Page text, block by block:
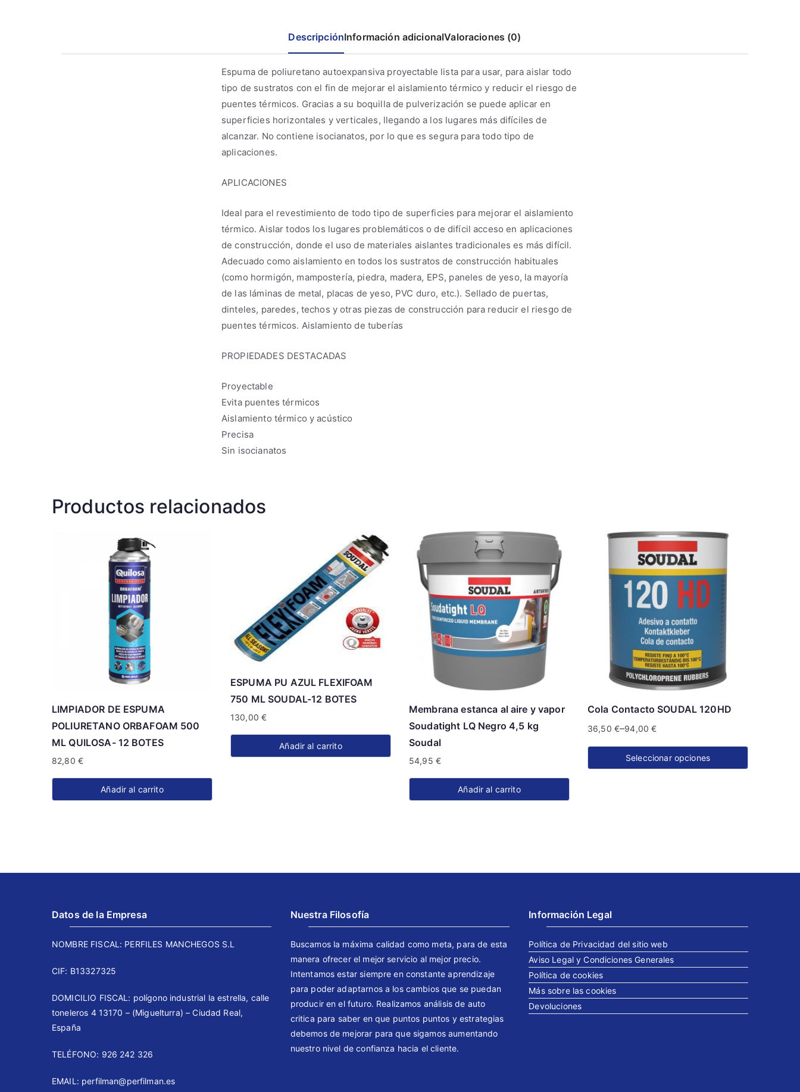
DescripciónInformación adicionalValoraciones (0)
Espuma de poliuretano autoexpansiva proyectable lista para usar, para aislar todo
tipo de sustratos con el fin de mejorar el aislamiento térmico y reducir el riesgo de
puentes térmicos. Gracias a su boquilla de pulverización se puede aplicar en
superficies horizontales y verticales, llegando a los lugares más difíciles de
alcanzar. No contiene isocianatos, por lo que es segura para todo tipo de
aplicaciones.
APLICACIONES
Ideal para el revestimiento de todo tipo de superficies para mejorar el aislamiento
térmico. Aislar todos los lugares problemáticos o de difícil acceso en aplicaciones
de construcción, donde el uso de materiales aislantes tradicionales es más difícil.
Adecuado como aislamiento en todos los sustratos de construcción habituales
(como hormigón, mampostería, piedra, madera, EPS, paneles de yeso, la mayoría
de las láminas de metal, placas de yeso, PVC duro, etc.). Sellado de puertas,
dinteles, paredes, techos y otras piezas de construcción para reducir el riesgo de
puentes térmicos. Aislamiento de tuberías
PROPIEDADES DESTACADAS
Proyectable
Evita puentes térmicos
Aislamiento térmico y acústico
Precisa
Sin isocianatos
Productos relacionados
LIMPIADOR DE ESPUMA
POLIURETANO ORBAFOAM 500
ML QUILOSA- 12 BOTES
82,80 €
Añadir al carrito
ESPUMA PU AZUL FLEXIFOAM
750 ML SOUDAL-12 BOTES
130,00€
Añadir al carrito
Membrana estanca al aire y vapor
Soudatight LQ Negro 4,5 kg
Soudal
54,95 €
Añadir al carrito
Cola Contacto SOUDAL 120HD
36,50 €–94,00€
Seleccionar opciones
Datos de la Empresa
NOMBRE FISCAL: PERFILES MANCHEGOS S.L
CIF: B13327325
DOMICILIO FISCAL: polígono industrial la estrella, calle
toneleros 4 13170 – (Miguelturra) – Ciudad Real,
España
TELÉFONO: 926 242 326 ⠀⠀
EMAIL: perfilman@perfilman.es
Nuestra Filosofía
Buscamos la máxima calidad como meta, para de esta
manera ofrecer el mejor servicio al mejor precio.
Intentamos estar siempre en constante aprendizaje
para poder adaptarnos a los cambios que se puedan
producir en el futuro. Realizamos análisis de auto
critica para saber en que puntos puntos y estrategias
debemos de mejorar para que sigamos aumentando
nuestro nivel de confianza hacia el cliente.
Información Legal
Política de Privacidad del sitio web
Aviso Legal y Condiciones Generales
Política de cookies
Más sobre las cookies
Devoluciones